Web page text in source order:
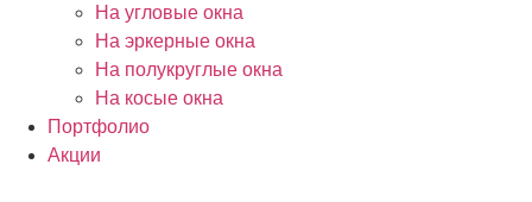
На угловые окна
На эркерные окна
На полукруглые окна
На косые окна
Портфолио
Акции